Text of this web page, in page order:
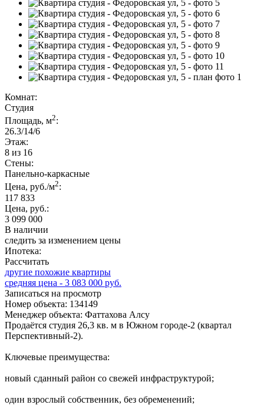
Комнат:
Студия
Площадь, м2:
26.3/14/6
Этаж:
8 из 16
Стены:
Панельно-каркасные
Цена, руб./м2:
117 833
Цена, руб.:
3 099 000
В наличии
следить за изменением цены
Ипотека:
Рассчитать
другие похожие квартиры
средняя цена - 3 083 000 руб.
Записаться на просмотр
Номер объекта: 134149
Менеджер объекта: Фаттахова Алсу
Продаётся студия 26,3 кв. м в Южном городе‑2 (квартал
Перспективный‑2).
Ключевые преимущества:
новый сданный район со свежей инфраструктурой;
один взрослый собственник, без обременений;